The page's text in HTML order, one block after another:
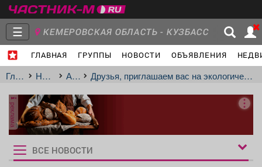
☰ КЕМЕРОВСКАЯ ОБЛАСТЬ - КУЗБАСС
ГЛАВНАЯ ГРУППЫ НОВОСТИ ОБЪЯВЛЕНИЯ
Главная
Группы
Объявления Недвижимость Услуги
Главная НовостиАкции Друзья, приглашаем вас на экологическую акцию «Чистая река-2025»
реклама
Рукбрики
новостей
ВСЕ НОВОСТИ